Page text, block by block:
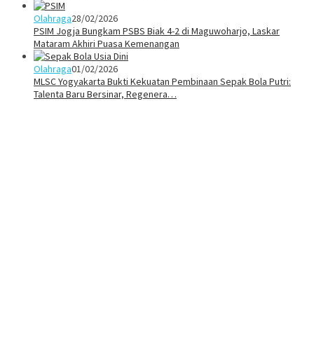
Olahraga28/02/2026
PSIM Jogja Bungkam PSBS Biak 4-2 di Maguwoharjo, Laskar
Mataram Akhiri Puasa Kemenangan
Olahraga01/02/2026
MLSC Yogyakarta Bukti Kekuatan Pembinaan Sepak Bola Putri:
Talenta Baru Bersinar, Regenera…